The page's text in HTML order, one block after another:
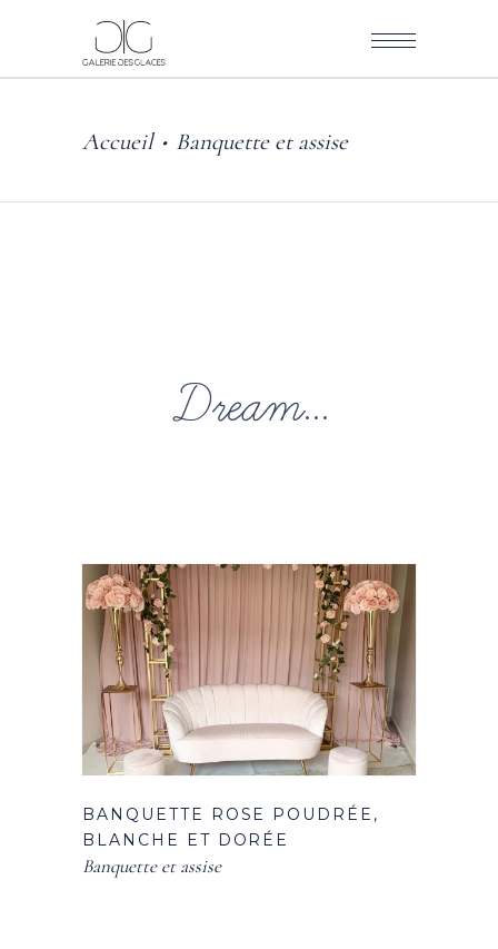
Accueil• Banquette et assise
Dream...
BANQUETTE ROSE POUDRÉE,
BLANCHE ET DORÉE
Banquette et assise